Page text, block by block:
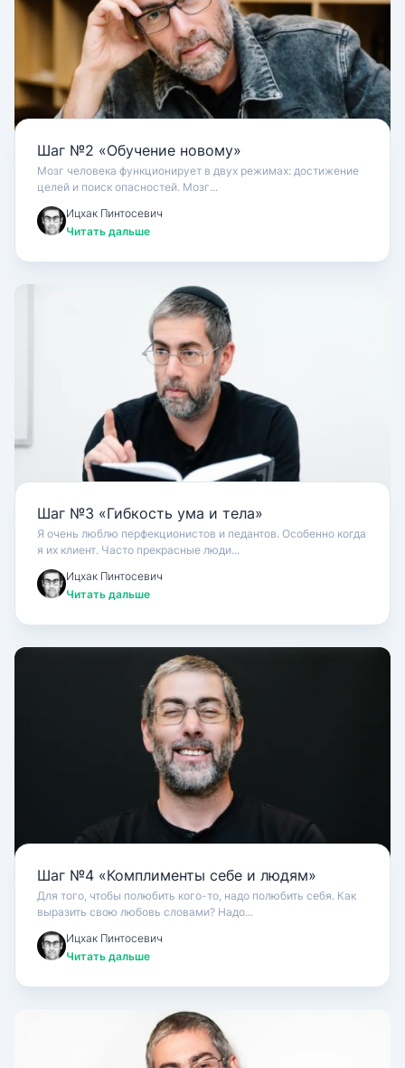
Шаг №2 «Обучение новому»
Мозг человека функционирует в двух режимах: достижение
целей и поиск опасностей. Мозг...
Ицхак Пинтосевич
Читать дальше
Шаг №3 «Гибкость ума и тела»
Я очень люблю перфекционистов и педантов. Особенно когда
я их клиент. Часто прекрасные люди...
Ицхак Пинтосевич
Читать дальше
Шаг №4 «Комплименты себе и людям»
Для того, чтобы полюбить кого-то, надо полюбить себя. Как
выразить свою любовь словами? Надо...
Ицхак Пинтосевич
Читать дальше